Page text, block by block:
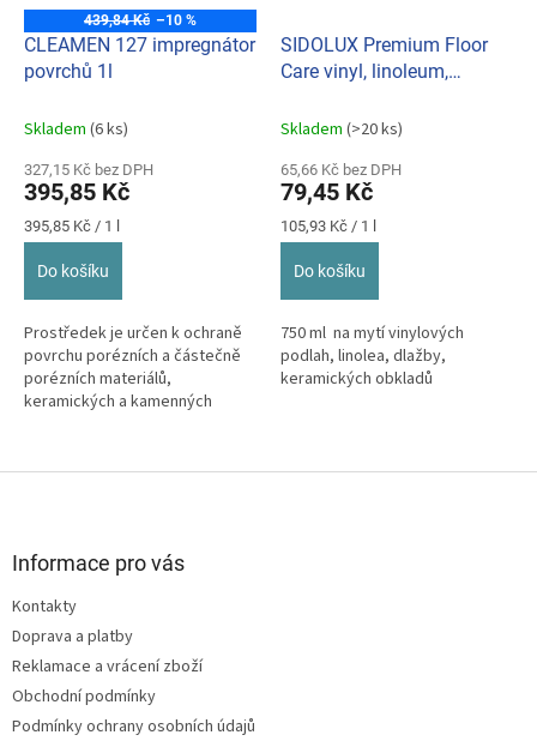
439,84 Kč –10 %
CLEAMEN 127 impregnátor
povrchů 1l
Skladem (6 ks)
327,15 Kč bez DPH
395,85 Kč
Měrná
cena:
395,85 Kč / 1 l
Do košíku
Prostředek je určen k ochraně
povrchu porézních a částečně
porézních materiálů,
keramických a kamenných
SIDOLUX Premium Floor
Care vinyl, linoleum,
Ylang Ylang 750ml
Skladem (>20 ks)
65,66 Kč bez DPH
79,45 Kč
Měrná
cena:
105,93 Kč / 1 l
Do košíku
750 ml na mytí vinylových
podlah, linolea, dlažby,
keramických obkladů
Informace pro vás
Kontakty
Doprava a platby
Reklamace a vrácení zboží
Obchodní podmínky
Podmínky ochrany osobních údajů